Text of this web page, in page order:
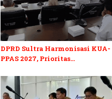
DPRD Sultra Harmonisasi KUA-
PPAS 2027, Prioritas
Pelunasan Utang Infrastruktur